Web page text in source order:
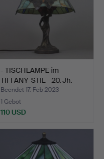
- TISCHLAMPE im
TIFFANY-STIL - 20. Jh.
Beendet 17. Feb 2023
1 Gebot
110 USD